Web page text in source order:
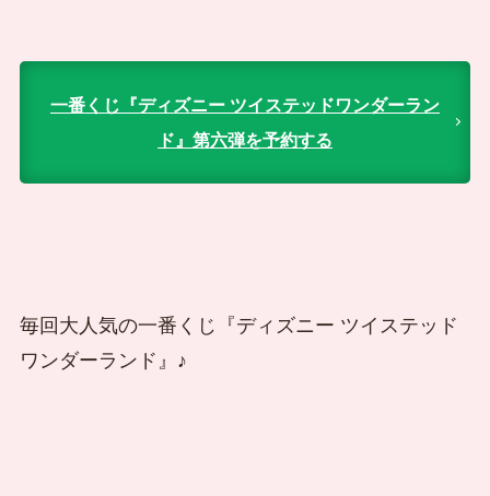
一番くじ『ディズニー ツイステッドワンダーラン
ド』第六弾を予約する
毎回大人気の一番くじ『ディズニー ツイステッド
ワンダーランド』♪